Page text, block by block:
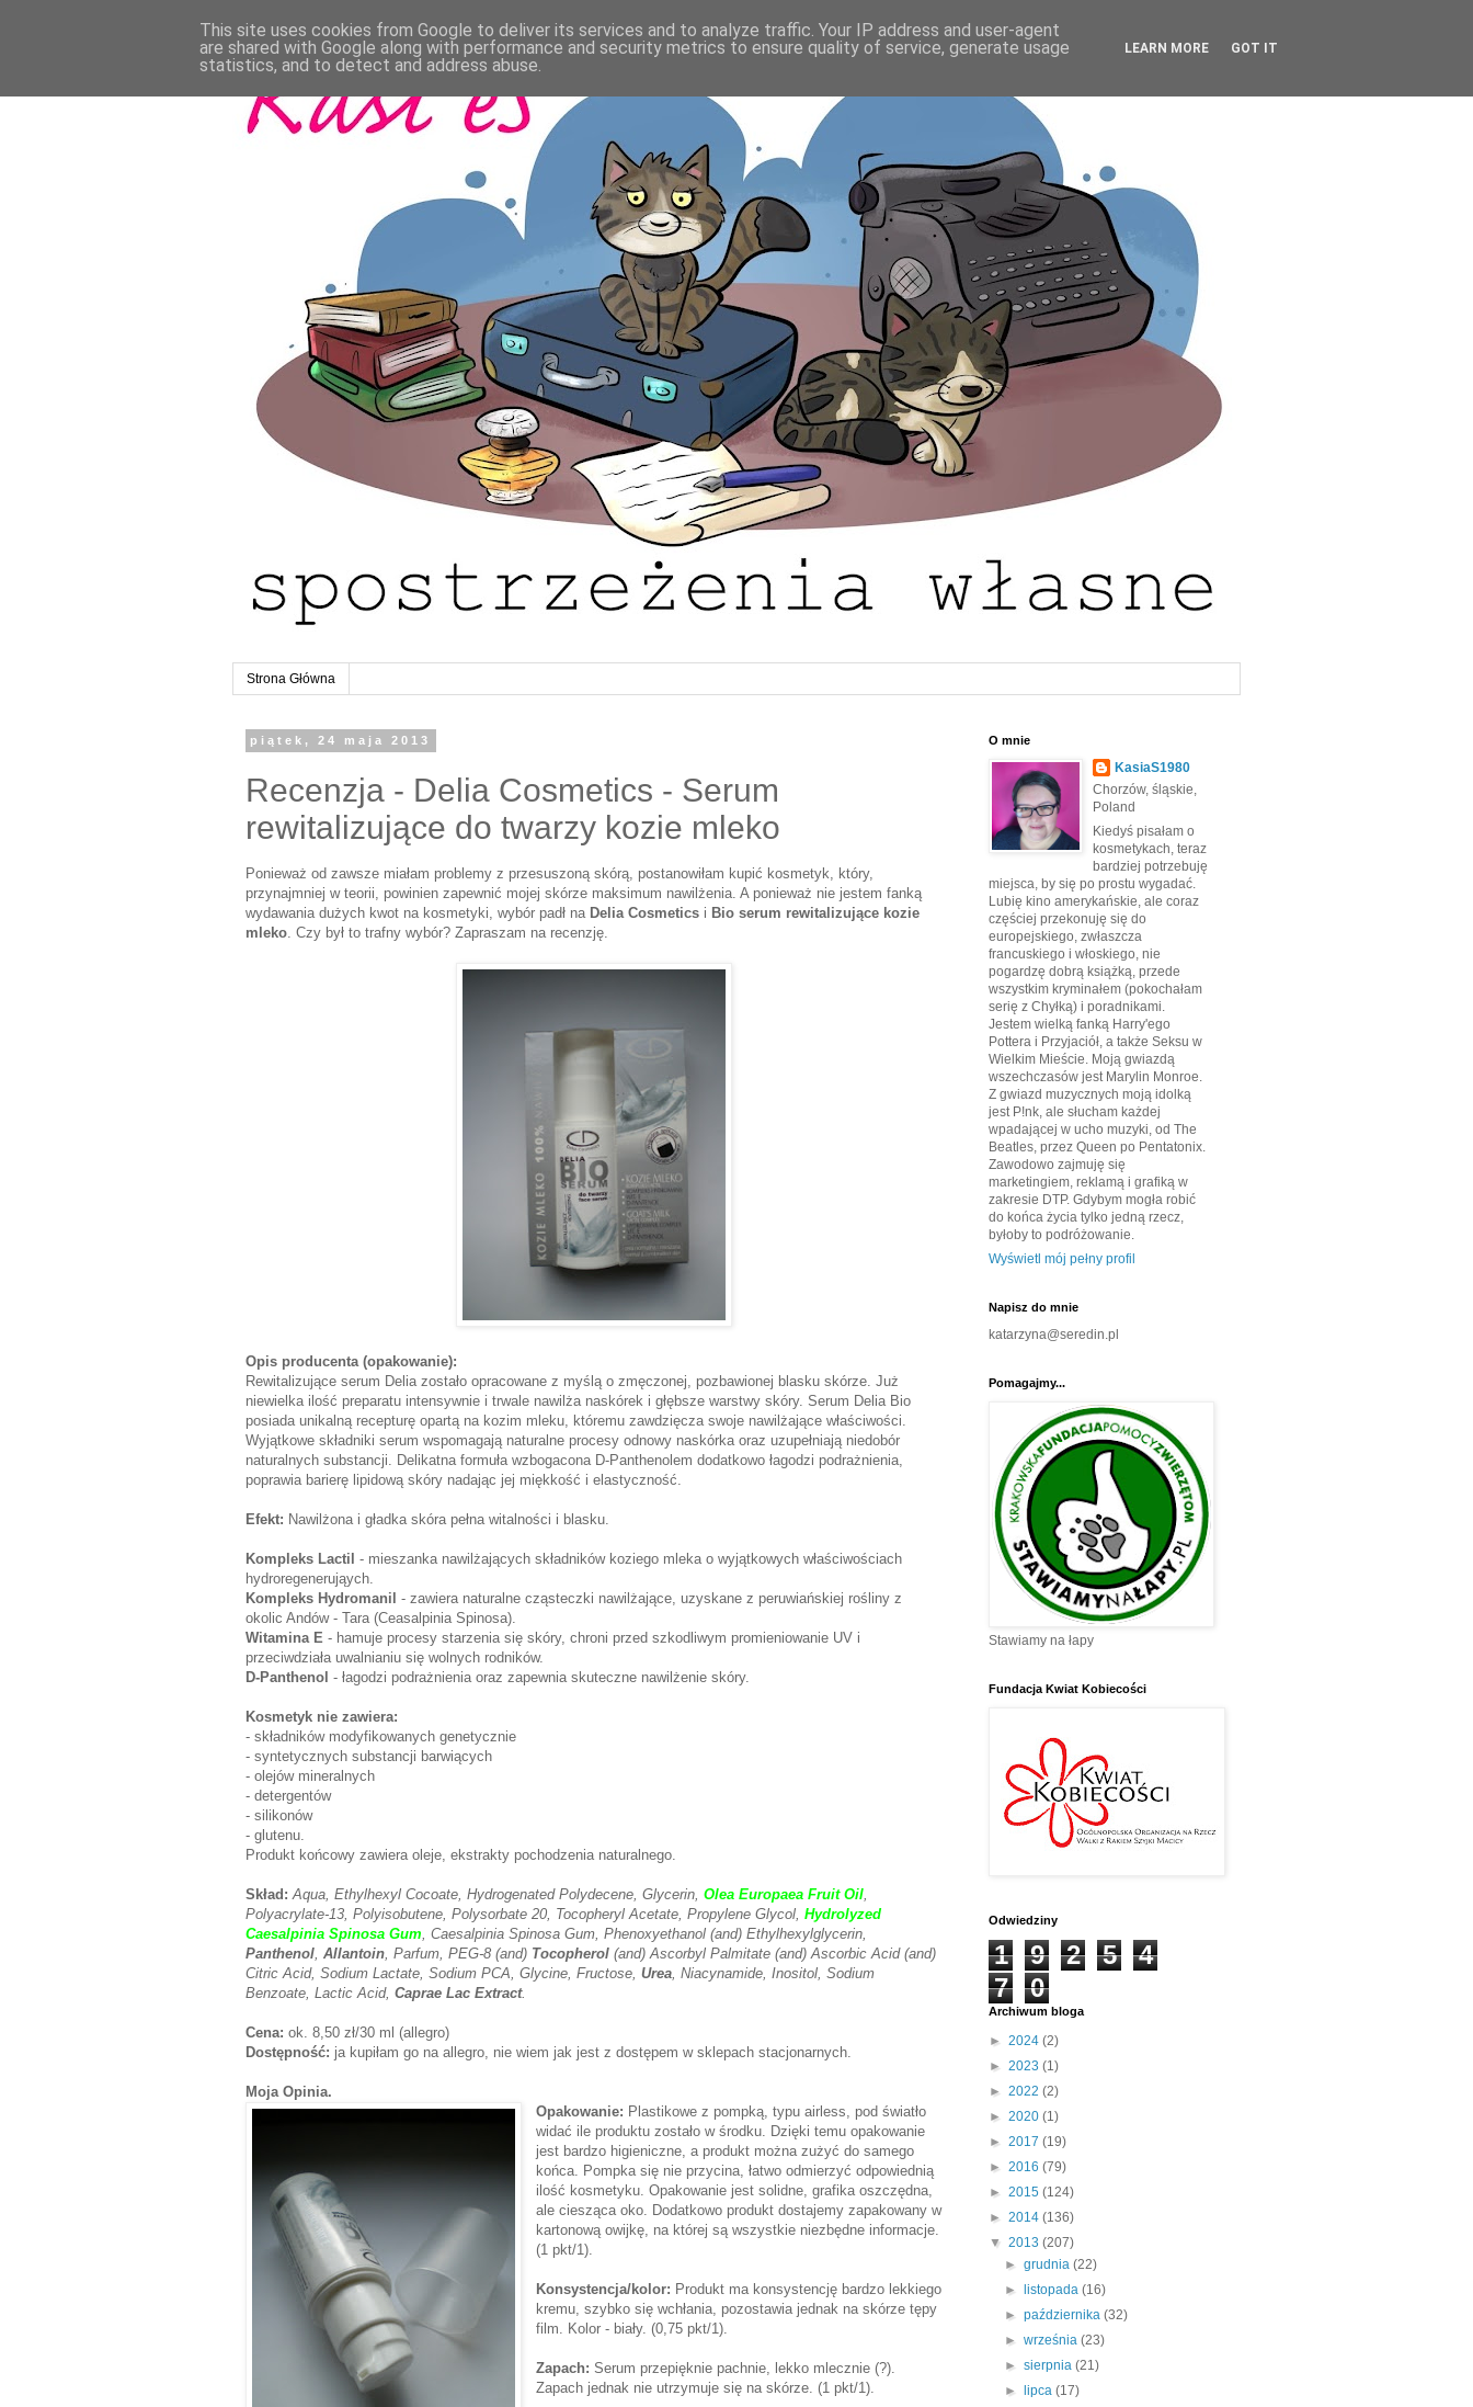
Strona Główna
piątek, 24 maja 2013
Recenzja - Delia Cosmetics - Serum
rewitalizujące do twarzy kozie mleko
Ponieważ od zawsze miałam problemy z przesuszoną skórą, postanowiłam kupić kosmetyk, który,
przynajmniej w teorii, powinien zapewnić mojej skórze maksimum nawilżenia. A ponieważ nie jestem fanką
wydawania dużych kwot na kosmetyki, wybór padł na Delia Cosmetics i Bio serum rewitalizujące kozie
mleko. Czy był to trafny wybór? Zapraszam na recenzję.
Opis producenta (opakowanie):
Rewitalizujące serum Delia zostało opracowane z myślą o zmęczonej, pozbawionej blasku skórze. Już
niewielka ilość preparatu intensywnie i trwale nawilża naskórek i głębsze warstwy skóry. Serum Delia Bio
posiada unikalną recepturę opartą na kozim mleku, któremu zawdzięcza swoje nawilżające właściwości.
Wyjątkowe składniki serum wspomagają naturalne procesy odnowy naskórka oraz uzupełniają niedobór
naturalnych substancji. Delikatna formuła wzbogacona D-Panthenolem dodatkowo łagodzi podrażnienia,
poprawia barierę lipidową skóry nadając jej miękkość i elastyczność.
Efekt: Nawilżona i gładka skóra pełna witalności i blasku.
Kompleks Lactil - mieszanka nawilżających składników koziego mleka o wyjątkowych właściwościach
hydroregenerująych.
Kompleks Hydromanil - zawiera naturalne cząsteczki nawilżające, uzyskane z peruwiańskiej rośliny z
okolic Andów - Tara (Ceasalpinia Spinosa).
Witamina E - hamuje procesy starzenia się skóry, chroni przed szkodliwym promieniowanie UV i
przeciwdziała uwalnianiu się wolnych rodników.
D-Panthenol - łagodzi podrażnienia oraz zapewnia skuteczne nawilżenie skóry.
Kosmetyk nie zawiera:
- składników modyfikowanych genetycznie
- syntetycznych substancji barwiących
- olejów mineralnych
- detergentów
- silikonów
- glutenu.
Produkt końcowy zawiera oleje, ekstrakty pochodzenia naturalnego.
Skład: Aqua, Ethylhexyl Cocoate, Hydrogenated Polydecene, Glycerin, Olea Europaea Fruit Oil,
Polyacrylate-13, Polyisobutene, Polysorbate 20, Tocopheryl Acetate, Propylene Glycol, Hydrolyzed
Caesalpinia Spinosa Gum, Caesalpinia Spinosa Gum, Phenoxyethanol (and) Ethylhexylglycerin,
Panthenol, Allantoin, Parfum, PEG-8 (and) Tocopherol (and) Ascorbyl Palmitate (and) Ascorbic Acid (and)
Citric Acid, Sodium Lactate, Sodium PCA, Glycine, Fructose, Urea, Niacynamide, Inositol, Sodium
Benzoate, Lactic Acid, Caprae Lac Extract.
Cena: ok. 8,50 zł/30 ml (allegro)
Dostępność: ja kupiłam go na allegro, nie wiem jak jest z dostępem w sklepach stacjonarnych.
Moja Opinia.
Opakowanie: Plastikowe z pompką, typu airless, pod światło
widać ile produktu zostało w środku. Dzięki temu opakowanie
jest bardzo higieniczne, a produkt można zużyć do samego
końca. Pompka się nie przycina, łatwo odmierzyć odpowiednią
ilość kosmetyku. Opakowanie jest solidne, grafika oszczędna,
ale ciesząca oko. Dodatkowo produkt dostajemy zapakowany w
kartonową owijkę, na której są wszystkie niezbędne informacje.
(1 pkt/1).
Konsystencja/kolor: Produkt ma konsystencję bardzo lekkiego
kremu, szybko się wchłania, pozostawia jednak na skórze tępy
film. Kolor - biały. (0,75 pkt/1).
Zapach:Serum przepięknie pachnie, lekko mlecznie (?).
Zapach jednak nie utrzymuje się na skórze. (1 pkt/1).
O mnie
KasiaS1980
Chorzów, śląskie,
Poland
Kiedyś pisałam o
kosmetykach, teraz
bardziej potrzebuję
miejsca, by się po prostu wygadać.
Lubię kino amerykańskie, ale coraz
częściej przekonuję się do
europejskiego, zwłaszcza
francuskiego i włoskiego, nie
pogardzę dobrą książką, przede
wszystkim kryminałem (pokochałam
serię z Chyłką) i poradnikami.
Jestem wielką fanką Harry'ego
Pottera i Przyjaciół, a także Seksu w
Wielkim Mieście. Moją gwiazdą
wszechczasów jest Marylin Monroe.
Z gwiazd muzycznych moją idolką
jest P!nk, ale słucham każdej
wpadającej w ucho muzyki, od The
Beatles, przez Queen po Pentatonix.
Zawodowo zajmuję się
marketingiem, reklamą i grafiką w
zakresie DTP. Gdybym mogła robić
do końca życia tylko jedną rzecz,
byłoby to podróżowanie.
Wyświetl mój pełny profil
Napisz do mnie
katarzyna@seredin.pl
Pomagajmy...
Stawiamy na łapy
Fundacja Kwiat Kobiecości
Odwiedziny
1 9 2 5
4
7
0
Archiwum bloga
► 2024 (2)
► 2023 (1)
► 2022 (2)
► 2020 (1)
► 2017 (19)
► 2016 (79)
► 2015 (124)
► 2014 (136)
▼ 2013 (207)
►grudnia(22)
►
listopada(16)
►października(32)
►września(23)
►sierpnia(21)
►
lipca(17)
This site uses cookies from Google to deliver its services and to analyze traffic. Your IP address and user-agent
are shared with Google along with performance and security metrics to ensure quality of service, generate usage
statistics, and to detect and address abuse.
LEARN MORE GOT IT